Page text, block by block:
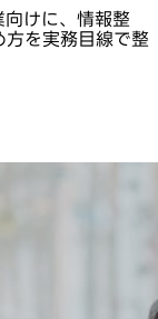
けに、情報整
を実務目線で整